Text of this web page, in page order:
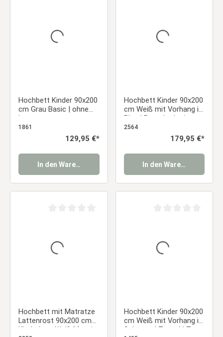
Hochbett Kinder 90x200
cm Grau Basic | ohne
Lattenrost
1861
Regulärer Preis:
129,95 €*
In den Warenkorb
Hochbett Kinder 90x200
cm Weiß mit Vorhang in
Blau | Rutsche | mit
Lattenrost
2564
Regulärer Preis:
179,95 €*
In den Warenkorb
Hochbett mit Matratze
Lattenrost 90x200 cm
Kinderbett Weiß Massiv
Hochbett Kinder 90x200
cm Weiß mit Vorhang in
Schwarz | Tunnel | Turm